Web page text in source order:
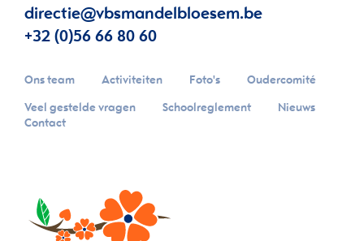
directie@vbsmandelbloesem.be
+32 (0)56 66 80 60
Ons team Activiteiten Foto's Oudercomité
Veel gestelde vragen Schoolreglement
Nieuws
Contact